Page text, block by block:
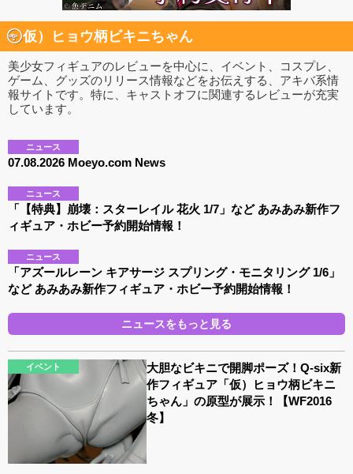
仮）ヒョウ柄ビキニちゃん
美少女フィギュアのレビューを中心に、イベント、コスプレ、
ゲーム、グッズのリリース情報などをお伝えする、アキバ系情
報サイトです。特に、キャストオフに関連するレビューが充実
しています。
ニュース
07.08.2026 Moeyo.com News
ニュース
「【特典】崩壊：スターレイル 花火 1/7」など あみあみ新作フ
ィギュア・ホビー予約開始情報！
ニュース
「アズールレーン キアサージ スプリング・モニタリング 1/6」
など あみあみ新作フィギュア・ホビー予約開始情報！
ニュースをもっと見る
イベント
大胆なビキニで開脚ポーズ！Q-six新
作フィギュア「仮）ヒョウ柄ビキニ
ちゃん」の原型が展示！【WF2016
冬】